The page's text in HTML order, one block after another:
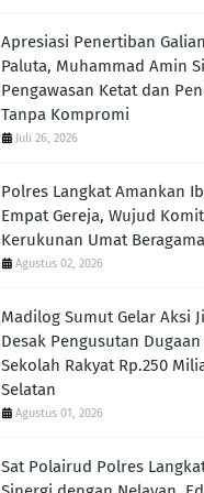
Apresiasi Penertiban
Paluta, Muhammad Amin
Pengawasan Ketat dan
Tanpa Kompromi
Juli 26, 2026
Polres Langkat Amankan
Empat Gereja, Wujud
Kerukunan Umat Beragama
Agustus 02, 2026
Madilog Sumut Gelar Aksi
Desak Pengusutan
Sekolah Rakyat Rp.250
Selatan
Agustus 01, 2026
Sat Polairud Polres